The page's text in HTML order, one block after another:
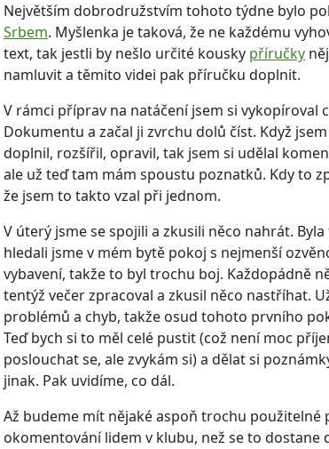
Největším dobrodružstvím tohoto týdne bylo
Srbem. Myšlenka je taková, že ne každému
text, tak jestli by nešlo určité kousky příručky
namluvit a těmito videi pak příručku doplnit.
V rámci příprav na natáčení jsem si vykopíroval
Dokumentu a začal ji zvrchu dolů číst. Když
doplnil, rozšířil, opravil, tak jsem si udělal
ale už teď tam mám spoustu poznatků. Kdy to
že jsem to takto vzal při jednom.
V úterý jsme se spojili a zkusili něco nahrát.
hledali jsme v mém bytě pokoj s nejmenší
vybavení, takže to byl trochu boj. Každopádně
tentýž večer zpracoval a zkusil něco nastříhat.
problémů a chyb, takže osud tohoto prvního
Teď bych si to měl celé pustit (což není moc
poslouchat se, ale zvykám si) a dělat si
jinak. Pak uvidíme, co dál.
Až budeme mít nějaké aspoň trochu použitelné
okomentování lidem v klubu, než se to dostane